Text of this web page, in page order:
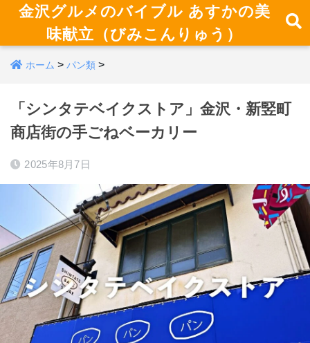
金沢グルメのバイブル あすかの美
味献立（びみこんりゅう）
ホーム > パン類 >
「シンタテベイクストア」金沢・新竪町
商店街の手ごねベーカリー
2025年8月7日